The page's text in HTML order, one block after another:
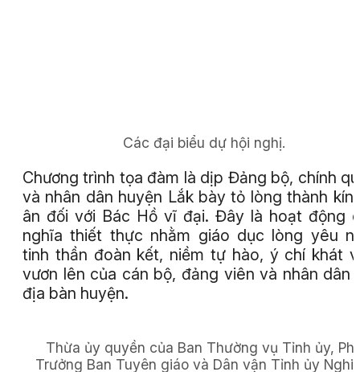
Các đại biểu dự hội nghị.
Chương trình tọa đàm là dịp Đảng bộ, chính
và nhân dân huyện Lắk bày tỏ lòng thành
ân đối với Bác Hồ vĩ đại. Đây là hoạt động
nghĩa thiết thực nhằm giáo dục lòng yêu
tinh thần đoàn kết, niềm tự hào, ý chí khát
vươn lên của cán bộ, đảng viên và nhân dân
địa bàn huyện.
Thừa ủy quyền của Ban Thường vụ Tỉnh ủy,
Trưởng Ban Tuyên giáo và Dân vận Tỉnh ủy